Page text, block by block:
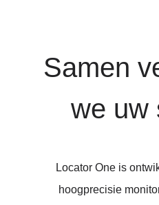
Samen
we uw
Locator One is
hoogprecisie